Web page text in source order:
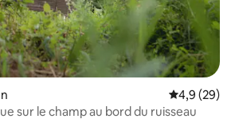
Évaluation
4,9 (29)
sur le champ au bord du ruisseau